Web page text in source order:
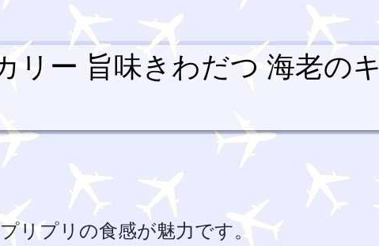
リー 旨味きわだつ 海老のキ
リプリの食感が魅力です。